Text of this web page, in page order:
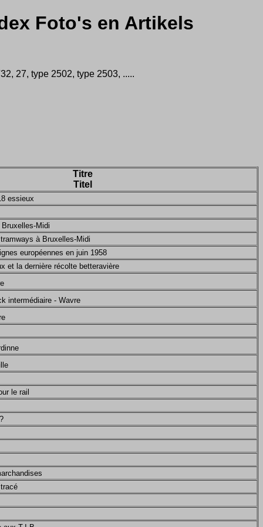
Foto's en Artikels
27, type 2502, type 2503, .....
Titre
Titel
essieux
Bruxelles-Midi
à Bruxelles-Midi
européennes en juin 1958
et la dernière récolte betteravière
intermédiaire - Wavre
le rail